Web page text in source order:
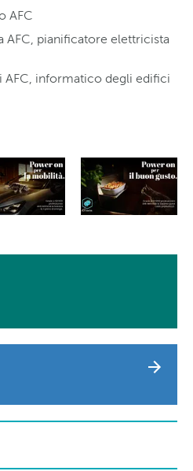
AFC
AFC, pianificatore elettricista
informatico degli edifici